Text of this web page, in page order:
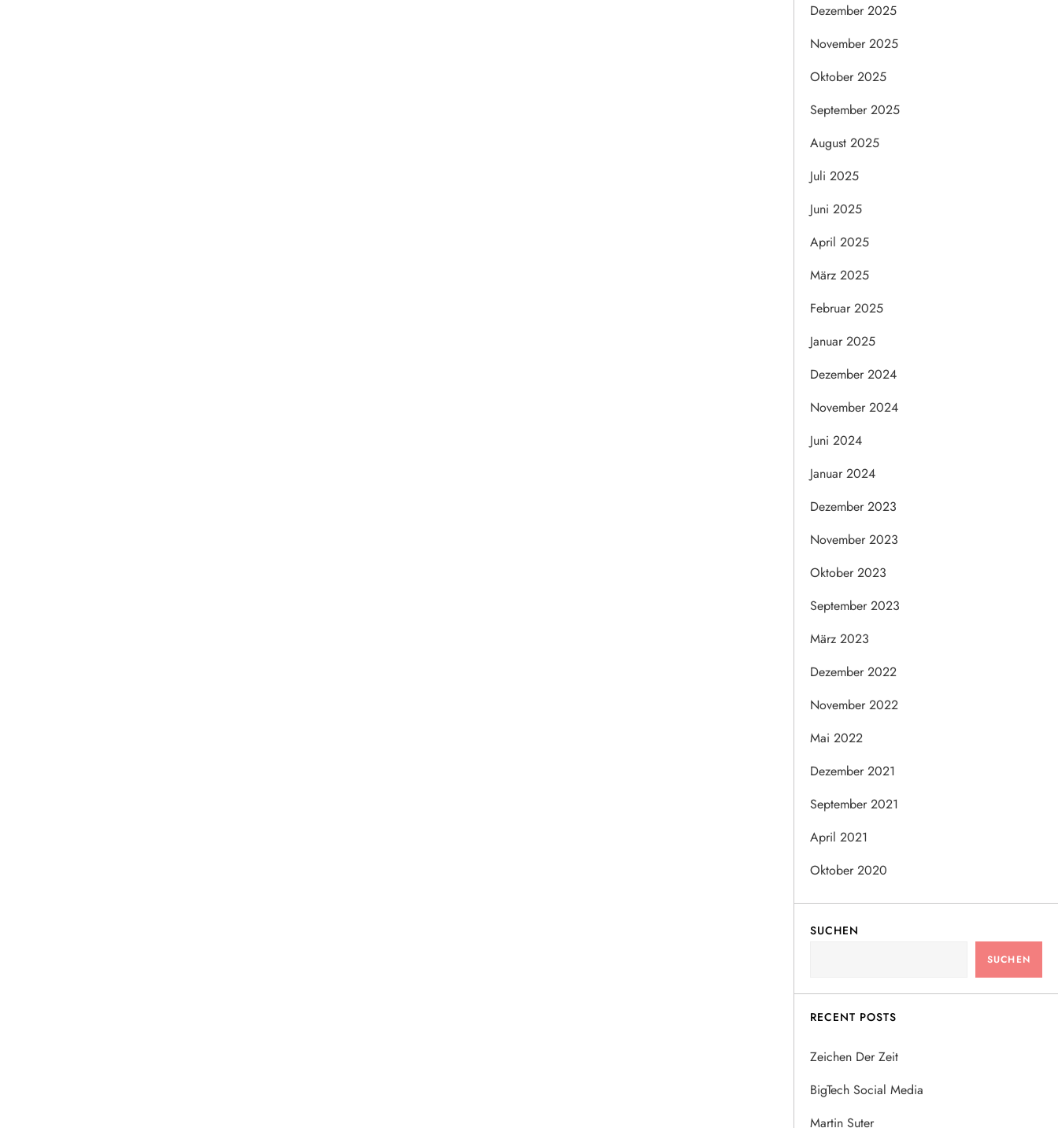
Dezember 2025
November 2025
Oktober 2025
September 2025
August 2025
Juli 2025
Juni 2025
April 2025
März 2025
Februar 2025
Januar 2025
Dezember 2024
November 2024
Juni 2024
Januar 2024
Dezember 2023
November 2023
Oktober 2023
September 2023
März 2023
Dezember 2022
November 2022
Mai 2022
Dezember 2021
September 2021
April 2021
Oktober 2020
SUCHEN
SUCHEN
RECENT POSTS
Zeichen Der Zeit
BigTech Social Media
Martin Suter